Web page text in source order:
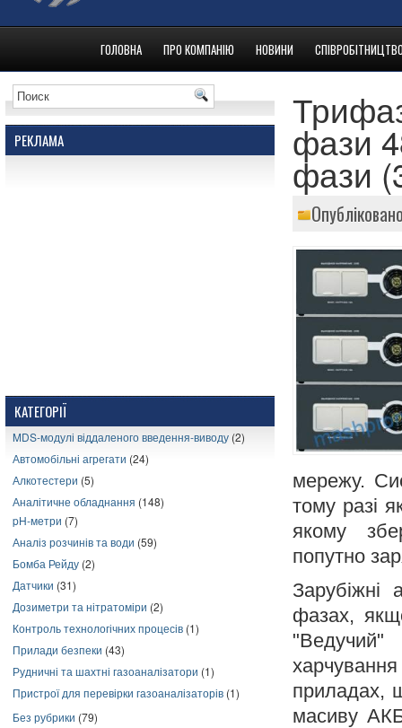
ГОЛОВНА ПРО КОМПАНІЮ НОВИНИ
РЕКЛАМА
КАТЕГОРІЇ
MDS-модулі віддаленого введення-виводу (2)
Автомобільні агрегати (24)
Алкотестери (5)
Аналітичне обладнання (148)
pH-метри (7)
Аналіз розчинів та води (59)
Бомба Рейду (2)
Датчики (31)
Дозиметри та нітратоміри (2)
Контроль технологічних процесів (1)
Прилади безпеки (43)
Рудничні та шахтні газоаналізатори (1)
Пристрої для перевірки газоаналізаторів (1)
Без рубрики (79)
фази
фази
мережу.
тому разі
якому
попутно
Зарубіжні
фазах,
приладах,
масиву